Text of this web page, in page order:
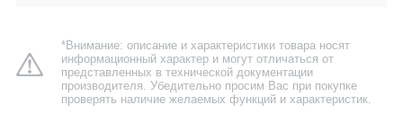
*Внимание: описание и характеристики товара носят
информационный характер и могут отличаться от
представленных в технической документации
производителя. Убедительно просим Вас при покупке
проверять наличие желаемых функций и характеристик.